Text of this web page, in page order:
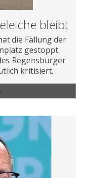
bleibt
die Fällung der
gestoppt
Regensburger
kritisiert.